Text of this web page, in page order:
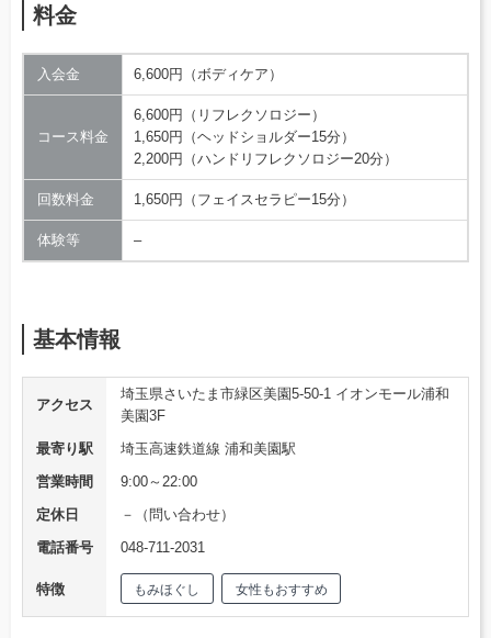
料金
入会金 6,600円（ボディケア）
コース料金
6,600円（リフレクソロジー）
1,650円（ヘッドショルダー15分）
2,200円（ハンドリフレクソロジー20分）
回数料金 1,650円（フェイスセラピー15分）
体験等 –
基本情報
アクセス
埼玉県さいたま市緑区美園5-50-1 イオンモール浦和
美園3F
最寄り駅
埼玉高速鉄道線 浦和美園駅
営業時間
9:00～22:00
定休日
－（問い合わせ）
電話番号
048-711-2031
特徴 もみほぐし 女性もおすすめ